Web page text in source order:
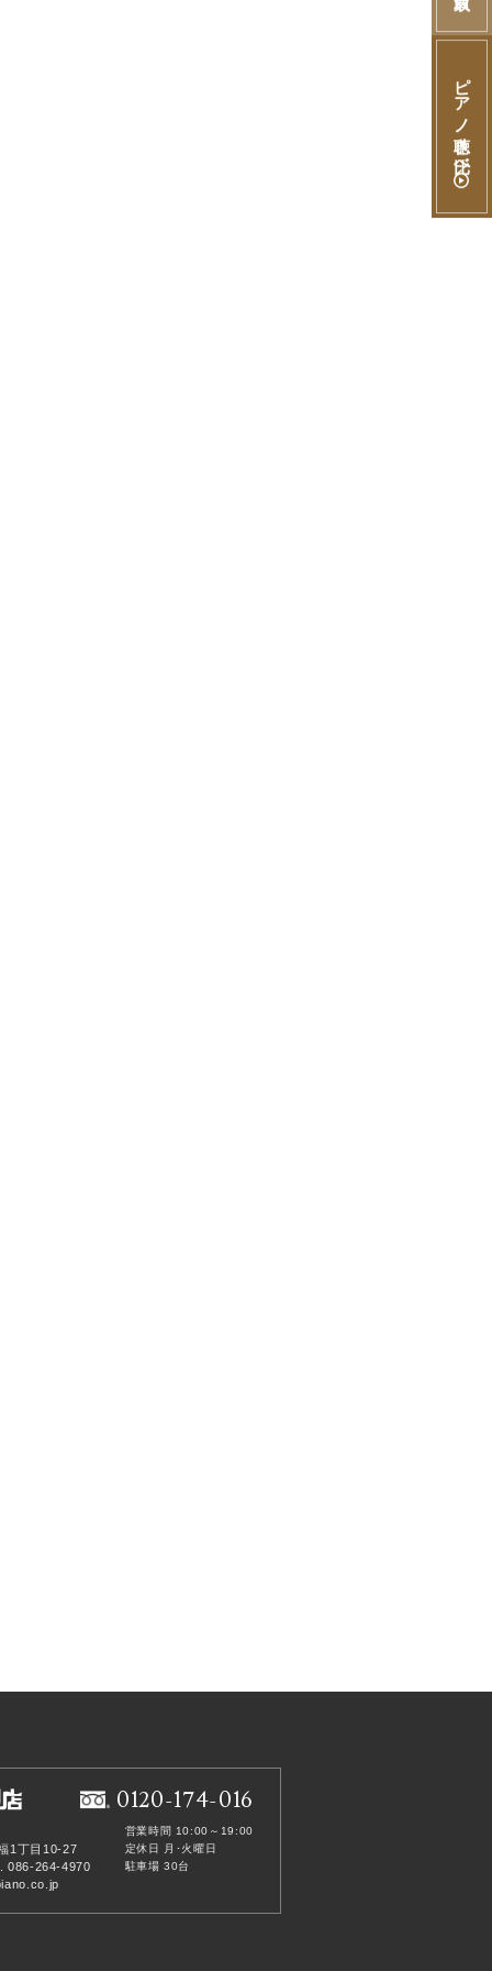
0120-174-016
1丁目10-27
086-264-4970
営業時間 10:00～19:00
定休日 月･火曜日
駐車場 30台
ピアノ聴き比べ